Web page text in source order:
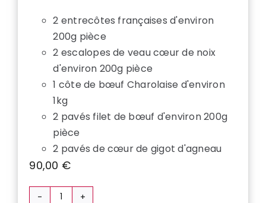
2 entrecôtes françaises d'environ
200g pièce
2 escalopes de veau cœur de noix
d'environ 200g pièce
1 côte de bœuf Charolaise d'environ
1kg
2 pavés filet de bœuf d'environ 200g
pièce
2 pavés de cœur de gigot d'agneau
90,00 €